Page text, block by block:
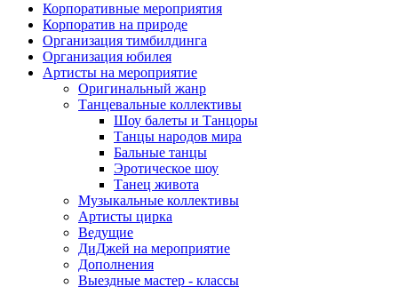
Корпоративные мероприятия
Корпоратив на природе
Организация тимбилдинга
Организация юбилея
Артисты на мероприятие
Оригинальный жанр
Танцевальные коллективы
Шоу балеты и Танцоры
Танцы народов мира
Бальные танцы
Эротическое шоу
Танец живота
Музыкальные коллективы
Артисты цирка
Ведущие
ДиДжей на мероприятие
Дополнения
Выездные мастер - классы